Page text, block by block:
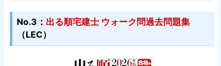
No.3： 出る順宅建士 ウォーク問過去問題集
（LEC）